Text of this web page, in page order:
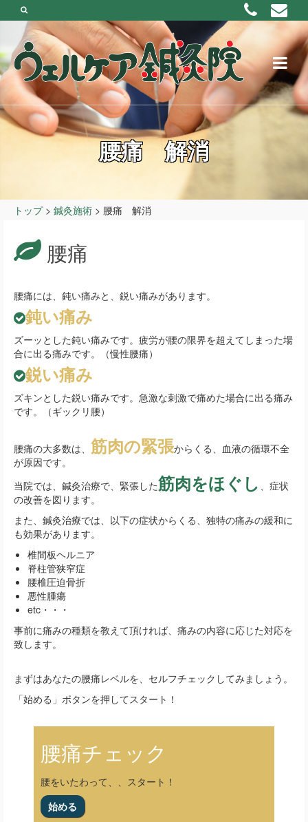
腰痛 解消
トップ> 鍼灸施術 > 腰痛 解消
腰痛
腰痛には、鈍い痛みと、鋭い痛みがあります。
鈍い痛み
ズーッとした鈍い痛みです。疲労が腰の限界を超えてしまった場
合に出る痛みです。（慢性腰痛）
鋭い痛み
ズキンとした鋭い痛みです。急激な刺激で痛めた場合に出る痛み
です。（ギックリ腰）
腰痛の大多数は、 筋肉の緊張からくる、血液の循環不全
が原因です。
当院では、鍼灸治療で、緊張した筋肉をほぐし 、症状
の改善を図ります。
また、鍼灸治療では、以下の症状からくる、独特の痛みの緩和に
も効果があります。
椎間板ヘルニア
脊柱管狭窄症
腰椎圧迫骨折
悪性腫瘍
etc・・・
事前に痛みの種類を教えて頂ければ、痛みの内容に応じた対応を
致します。
まずはあなたの腰痛レベルを、セルフチェックしてみましょう。
「始める」ボタンを押してスタート！
腰痛チェック
腰をいたわって、、スタート！